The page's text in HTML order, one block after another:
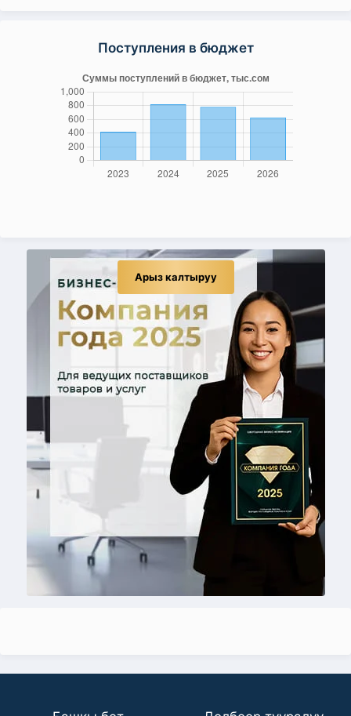
Поступления в бюджет
Арыз калтыруу